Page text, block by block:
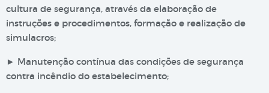
cultura de segurança, através da elaboração de
instruções e procedimentos, formação e realização de
simulacros;
► Manutenção contínua das condições de segurança
contra incêndio do estabelecimento;